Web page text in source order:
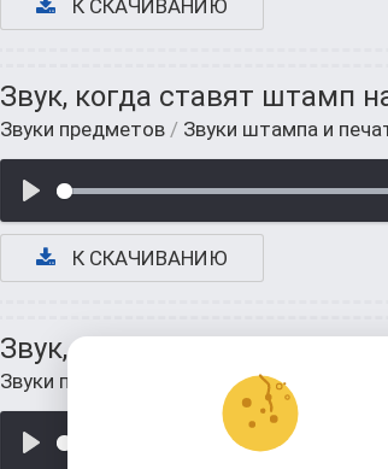
К СКАЧИВАНИЮ
Звук, когда ставят штамп
Звуки предметов / Звуки штампа и
К СКАЧИВАНИЮ
Звук, когда снимают чехол
Звуки предметов Звуки штампа и